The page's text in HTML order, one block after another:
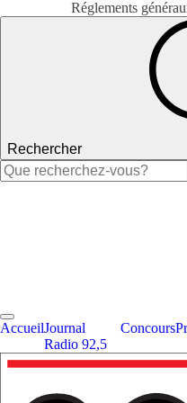
Réglements
Rechercher
Rechercher :
AccueilJournal
Radio 92,5
Concours